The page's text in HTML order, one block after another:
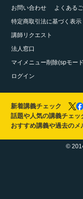
お問い合わせ
よくある
特定商取引法に基づく表示
講師リクエスト
法人窓口
マイメニュー削除(spモー
ログイン
新着講義チェック
話題や人気の講義チェッ
おすすめ講義や過去のメ
©